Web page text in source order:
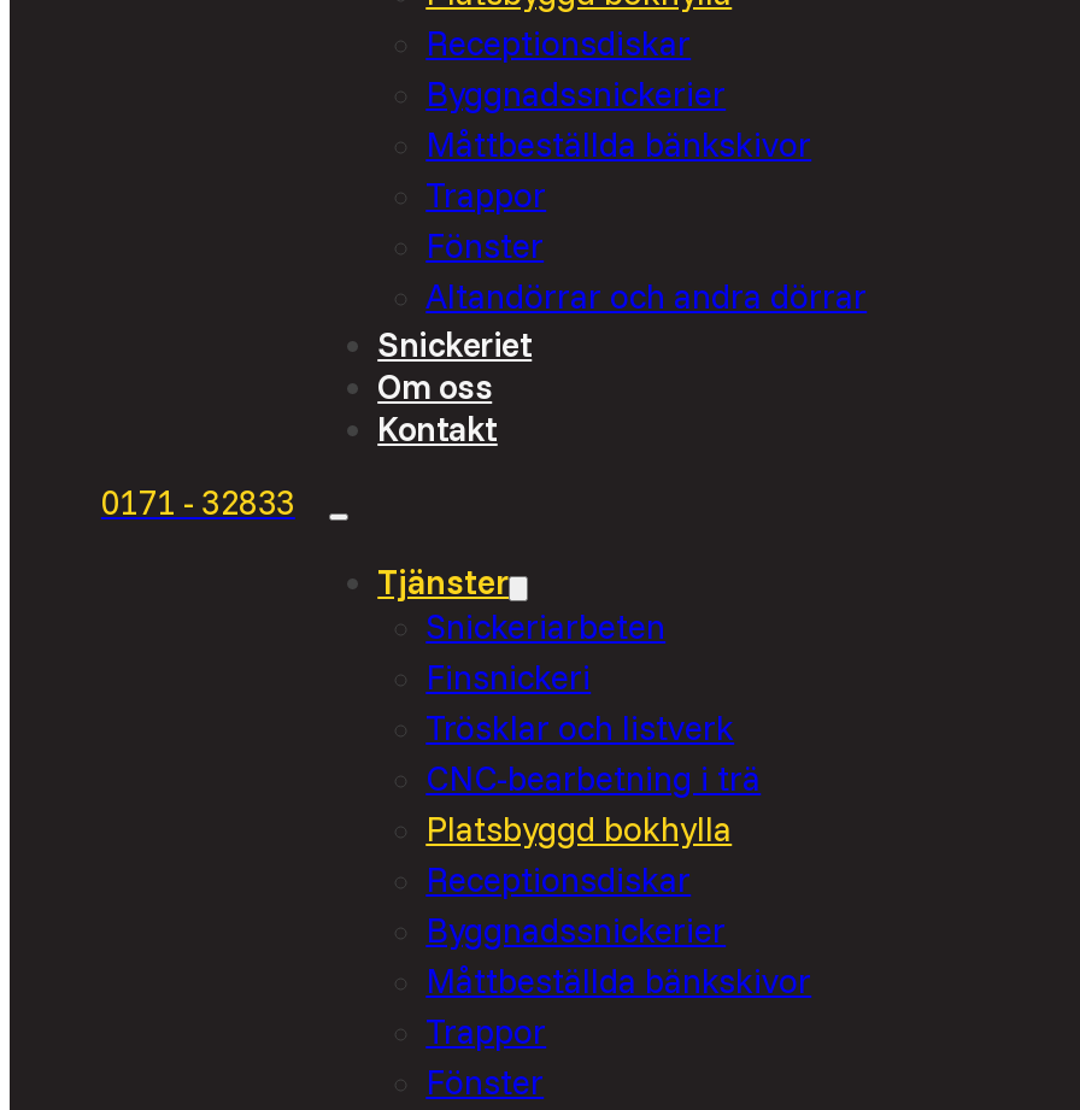
0171 - 32833
Receptionsdiskar
Byggnadssnickerier
Måttbeställda bänkskivor
Trappor
Fönster
Altandörrar och andra dörrar
Snickeriet
Om oss
Kontakt
Tjänster
Snickeriarbeten
Finsnickeri
Trösklar och listverk
CNC-bearbetning i trä
Platsbyggd bokhylla
Receptionsdiskar
Byggnadssnickerier
Måttbeställda bänkskivor
Trappor
Fönster